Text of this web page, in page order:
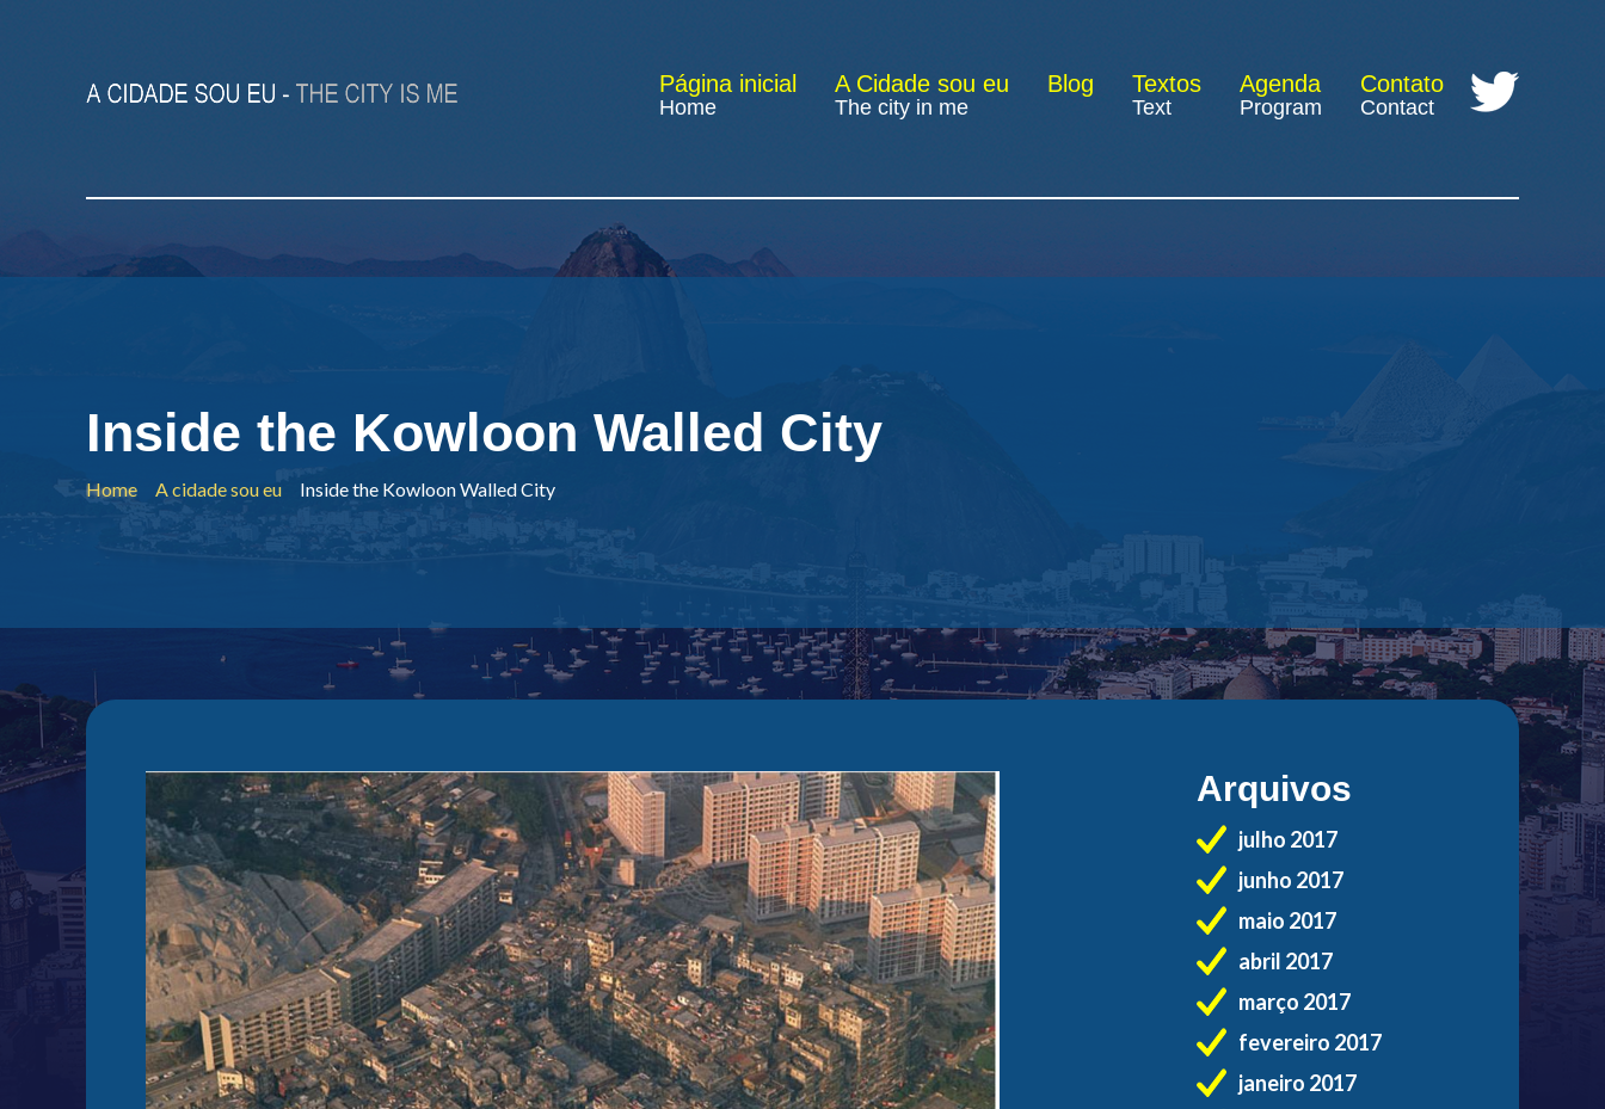
Página inicial
Home
A Cidade sou eu
The city in me
Blog Textos
Text
Agenda
Program
Contato
Contact
Inside the Kowloon Walled City
Home A cidade sou eu Inside the Kowloon Walled City
Arquivos
julho 2017
junho 2017
maio 2017
abril 2017
março 2017
fevereiro 2017
janeiro 2017